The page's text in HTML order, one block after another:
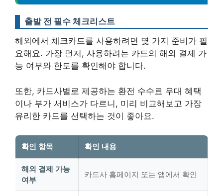
출발 전 필수 체크리스트
해외에서 체크카드를 사용하려면 몇 가지 준비가 필
요해요. 가장 먼저, 사용하려는 카드의 해외 결제 가
능 여부와 한도를 확인해야 합니다.
또한, 카드사별로 제공하는 환전 수수료 우대 혜택
이나 부가 서비스가 다르니, 미리 비교해보고 가장
유리한 카드를 선택하는 것이 좋아요.
확인 항목 확인 내용
해외 결제 가능
여부
카드사 홈페이지 또는 앱에서 확인